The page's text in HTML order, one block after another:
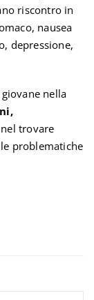
riscontro in
nausea
depressione,
nella
nel trovare
problematiche